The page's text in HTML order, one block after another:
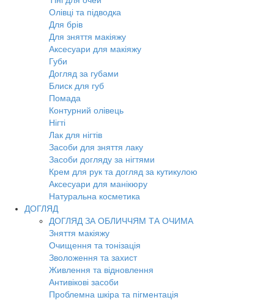
Олівці та підводка
Для брів
Для зняття макіяжу
Аксесуари для макіяжу
Губи
Догляд за губами
Блиск для губ
Помада
Контурний олівець
Нігті
Лак для нігтів
Засоби для зняття лаку
Засоби догляду за нігтями
Крем для рук та догляд за кутикулою
Аксесуари для манікюру
Натуральна косметика
ДОГЛЯД
ДОГЛЯД ЗА ОБЛИЧЧЯМ ТА ОЧИМА
Зняття макіяжу
Очищення та тонізація
Зволоження та захист
Живлення та відновлення
Антивікові засоби
Проблемна шкіра та пігментація